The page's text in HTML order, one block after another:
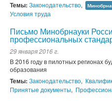
Темы: Законодательство,
Условия труда
Письмо Минобрнауки
профессиональных
29 января 2016 г.
В 2016 году в пилотных регионах
образования
Темы: Законодательство,
Принятые документы,